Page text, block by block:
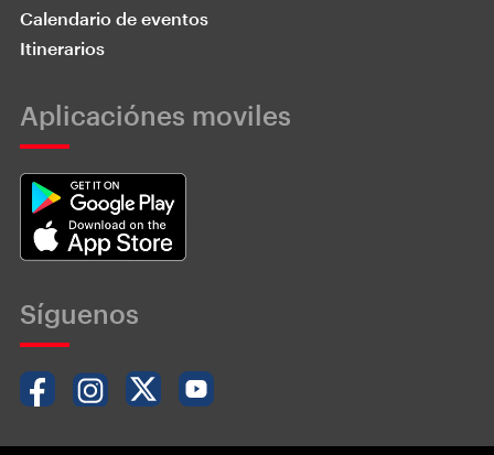
Calendario de eventos
Itinerarios
Aplicaciónes moviles
Síguenos